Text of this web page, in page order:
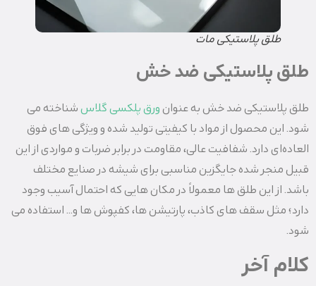
طلق پلاستیکی مات
طلق پلاستیکی ضد خش
طلق پلاستیکی ضد خش به عنوان ورق پلکسی گلاسشناخته می‌
شود. این محصول از مواد با کیفیتی تولید شده و ویژگی ‌های فوق
العاده‌ای دارد. شفافیت عالی، مقاومت در برابر ضربات و مواردی از این
قبیل منجر شده جایگزین مناسبی برای شیشه در صنایع مختلف
باشد. از این طلق ها معمولاً در مکان ‌هایی که احتمال آسیب وجود
دارد؛ مثل سقف‌ های کاذب، پارتیشن‌ ها، کفپوش‌ ها و… استفاده می‌
شود.
کلام آخر